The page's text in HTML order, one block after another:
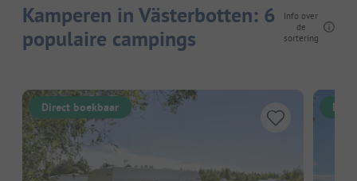
Kamperen in Västerbotten: 6
populaire campings
Info over
de
sortering
Direct boekbaar